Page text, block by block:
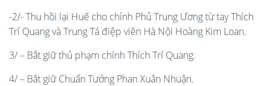
-2/- Thu hồi lại Huế cho chính Phủ Trung Ương từ tay Thích
Trí Quang và Trung Tá điệp viên Hà Nội Hoàng Kim Loan.
3/ – Bắt giữ thủ phạm chính Thích Trí Quang.
4/ – Bắt giữ Chuẩn Tướng Phan Xuân Nhuận.